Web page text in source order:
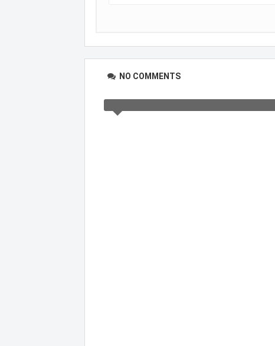
NO COMMENTS